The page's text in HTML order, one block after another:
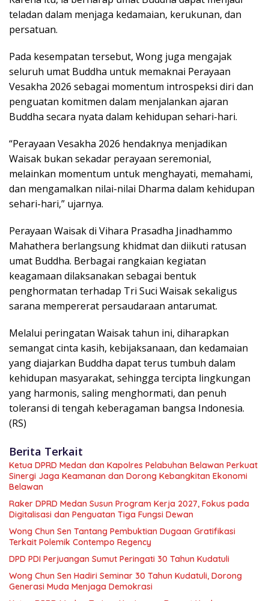
teladan dalam menjaga kedamaian, kerukunan, dan
persatuan.
Pada kesempatan tersebut, Wong juga mengajak
seluruh umat Buddha untuk memaknai Perayaan
Vesakha 2026 sebagai momentum introspeksi diri dan
penguatan komitmen dalam menjalankan ajaran
Buddha secara nyata dalam kehidupan sehari-hari.
“Perayaan Vesakha 2026 hendaknya menjadikan
Waisak bukan sekadar perayaan seremonial,
melainkan momentum untuk menghayati, memahami,
dan mengamalkan nilai-nilai Dharma dalam kehidupan
sehari-hari,” ujarnya.
Perayaan Waisak di Vihara Prasadha Jinadhammo
Mahathera berlangsung khidmat dan diikuti ratusan
umat Buddha. Berbagai rangkaian kegiatan
keagamaan dilaksanakan sebagai bentuk
penghormatan terhadap Tri Suci Waisak sekaligus
sarana mempererat persaudaraan antarumat.
Melalui peringatan Waisak tahun ini, diharapkan
semangat cinta kasih, kebijaksanaan, dan kedamaian
yang diajarkan Buddha dapat terus tumbuh dalam
kehidupan masyarakat, sehingga tercipta lingkungan
yang harmonis, saling menghormati, dan penuh
toleransi di tengah keberagaman bangsa Indonesia.
(RS)
Berita Terkait
Ketua DPRD Medan dan Kapolres Pelabuhan Belawan Perkuat
Sinergi Jaga Keamanan dan Dorong Kebangkitan Ekonomi
Belawan
Raker DPRD Medan Susun Program Kerja 2027, Fokus pada
Digitalisasi dan Penguatan Tiga Fungsi Dewan
Wong Chun Sen Tantang Pembuktian Dugaan Gratifikasi
Terkait Polemik Contempo Regency
DPD PDI Perjuangan Sumut Peringati 30 Tahun Kudatuli
Wong Chun Sen Hadiri Seminar 30 Tahun Kudatuli, Dorong
Generasi Muda Menjaga Demokrasi